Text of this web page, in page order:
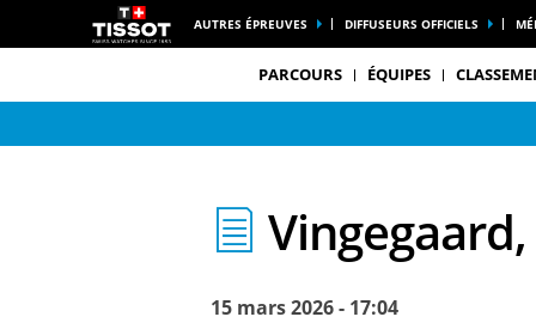
AUTRES ÉPREUVES DIFFUSEURS OFFICIELS
PARCOURS ÉQUIPES
15 mars 2026 - 17:04